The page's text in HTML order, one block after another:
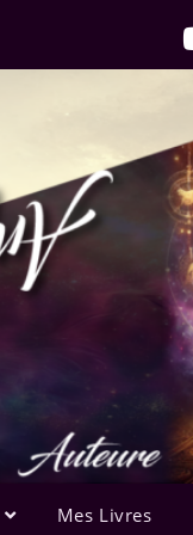
Mes Livres